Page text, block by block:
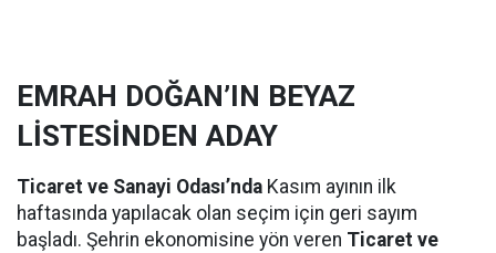
EMRAH DOĞAN’IN BEYAZ
LİSTESİNDEN ADAY
Ticaret ve Sanayi Odası’nda Kasım ayının ilk
haftasında yapılacak olan seçim için geri sayım
başladı. Şehrin ekonomisine yön veren Ticaret ve